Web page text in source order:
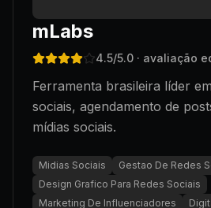
mLabs
4.5/5.0 · avaliação
Ferramenta brasileira líder
sociais, agendamento de
mídias sociais.
Midias Sociais
Gestao De Redes
Design Grafico Para Redes Sociais
Marketing De Influenciadores